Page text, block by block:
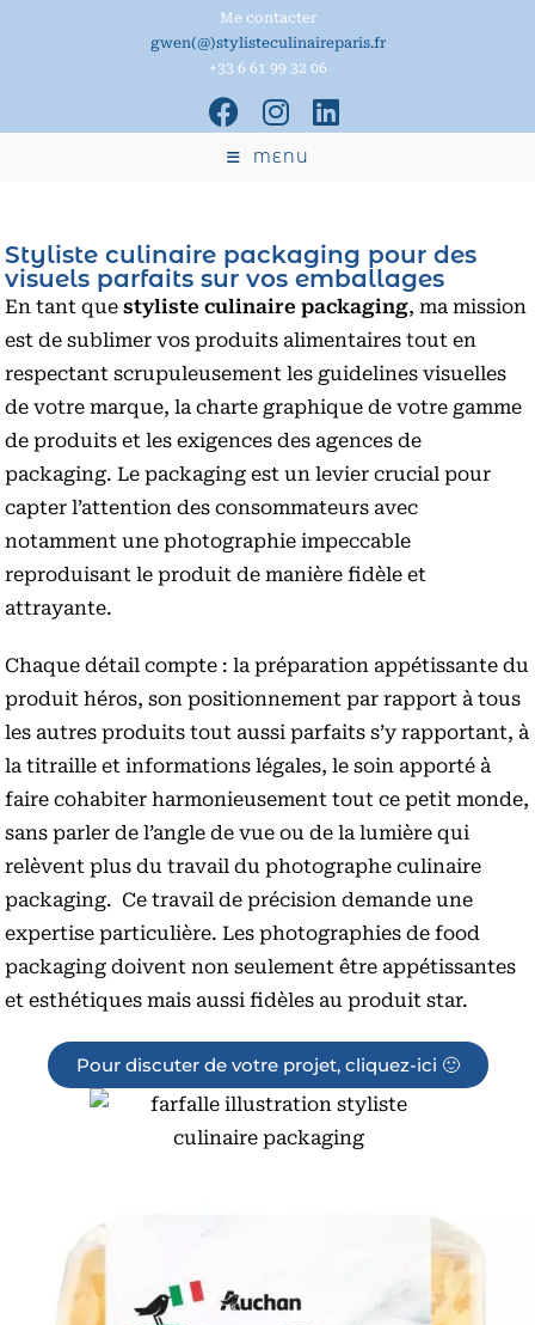
Me contacter
gwen(@)stylisteculinaireparis.fr
+33 6 61 99 32 06
MENU
Styliste culinaire packaging pour des
visuels parfaits sur vos emballages
En tant que styliste culinaire packaging, ma mission
est de sublimer vos produits alimentaires tout en
respectant scrupuleusement les guidelines visuelles
de votre marque, la charte graphique de votre gamme
de produits et les exigences des agences de
packaging. Le packaging est un levier crucial pour
capter l’attention des consommateurs avec
notamment une photographie impeccable
reproduisant le produit de manière fidèle et
attrayante.
Chaque détail compte : la préparation appétissante du
produit héros, son positionnement par rapport à tous
les autres produits tout aussi parfaits s’y rapportant, à
la titraille et informations légales, le soin apporté à
faire cohabiter harmonieusement tout ce petit monde,
sans parler de l’angle de vue ou de la lumière qui
relèvent plus du travail du photographe culinaire
packaging. Ce travail de précision demande une
expertise particulière. Les photographies de food
packaging doivent non seulement être appétissantes
et esthétiques mais aussi fidèles au produit star.
Pour discuter de votre projet, cliquez-ici 🙂